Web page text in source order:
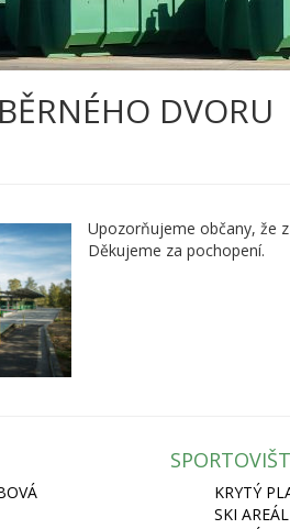
DVORU
Upozorňujeme občany, že
Děkujeme za pochopení.
KRYTÝ
SKI